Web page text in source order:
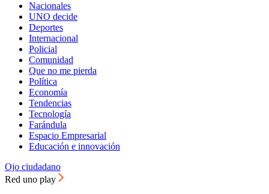
Nacionales
UNO decide
Deportes
Internacional
Policial
Comunidad
Que no me pierda
Política
Economía
Tendencias
Tecnología
Farándula
Espacio Empresarial
Educación e innovación
Ojo ciudadano
Red uno play